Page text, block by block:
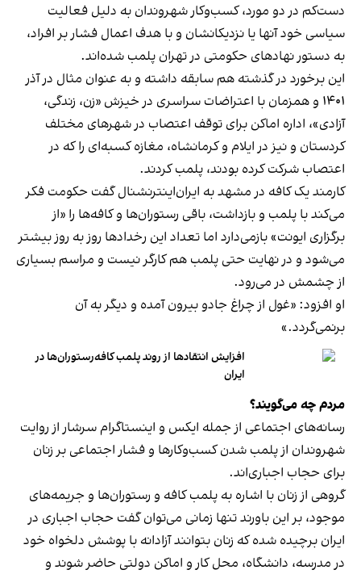
دست‌کم در دو مورد، کسب‌وکار شهروندان به دلیل فعالیت
سیاسی خود آنها یا نزدیکانشان و با هدف اعمال فشار بر افراد،
به دستور نهادهای حکومتی در تهران پلمب شده‌اند.
این برخورد در گذشته هم سابقه داشته و به عنوان مثال در آذر
۱۴۰۱ و همزمان با اعتراضات سراسری در خیزش «زن، زندگی،
آزادی»، اداره اماکن برای توقف اعتصاب در شهرهای مختلف
کردستان و نیز در ایلام و کرمانشاه، مغازه کسبه‌ای را که در
اعتصاب شرکت کرده بودند، پلمب کردند.
کارمند یک کافه در مشهد به ایران‌اینترنشنال گفت حکومت فکر
می‌کند با پلمب و بازداشت، باقی رستوران‌ها و کافه‌ها را «از
برگزاری ایونت» بازمی‌دارد اما تعداد این رخدادها روز به روز بیشتر
می‌شود و در نهایت حتی پلمب هم کارگر نیست و مراسم بسیاری
از چشمش در می‌رود.
او افزود: «غول از چراغ جادو بیرون آمده و دیگر به آن
برنمی‎‌گردد.»
افزایش انتقادها از روند پلمب کافه‌رستوران‌ها در
ایران
مردم چه می‌گویند؟
رسانه‎‌های اجتماعی از جمله ایکس و اینستاگرام سرشار از روایت
شهروندان از پلمب شدن کسب‌وکارها و فشار اجتماعی بر زنان
برای حجاب اجباری‌اند.
گروهی از زنان با اشاره به پلمب کافه و رستوران‌ها و جریمه‌های
موجود، بر این باورند تنها زمانی می‌توان گفت حجاب اجباری در
ایران برچیده شده که زنان بتوانند آزادانه با پوشش دلخواه خود
در مدرسه، دانشگاه، محل کار و اماکن دولتی حاضر شوند و